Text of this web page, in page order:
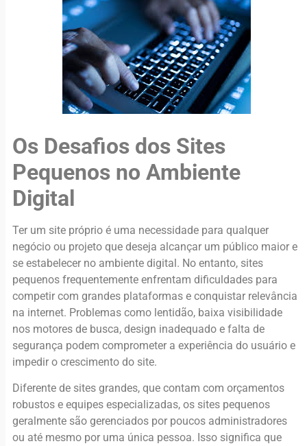
Os Desafios dos Sites
Pequenos no Ambiente
Digital
Ter um site próprio é uma necessidade para qualquer
negócio ou projeto que deseja alcançar um público maior e
se estabelecer no ambiente digital. No entanto, sites
pequenos frequentemente enfrentam dificuldades para
competir com grandes plataformas e conquistar relevância
na internet. Problemas como lentidão, baixa visibilidade
nos motores de busca, design inadequado e falta de
segurança podem comprometer a experiência do usuário e
impedir o crescimento do site.
Diferente de sites grandes, que contam com orçamentos
robustos e equipes especializadas, os sites pequenos
geralmente são gerenciados por poucos administradores
ou até mesmo por uma única pessoa. Isso significa que